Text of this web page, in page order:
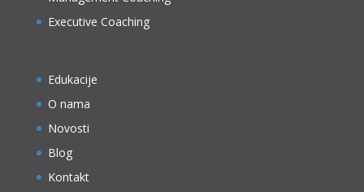
Executive Coaching
Edukacije
O nama
Novosti
Blog
Kontakt